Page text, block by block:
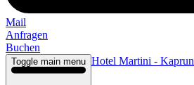
Mail
Anfragen
Buchen
Toggle main menu Hotel Martini - Kaprun